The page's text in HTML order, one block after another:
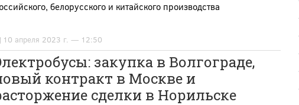
белорусского и китайского производства
10 апреля 2023 г. — 12:50
закупка в Волгограде,
контракт в Москве и
сделки в Норильске